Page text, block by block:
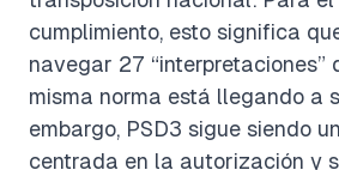
cumplimiento, esto significa
navegar 27 “interpretaciones”
misma norma está llegando a
embargo, PSD3 sigue siendo
centrada en la autorización y